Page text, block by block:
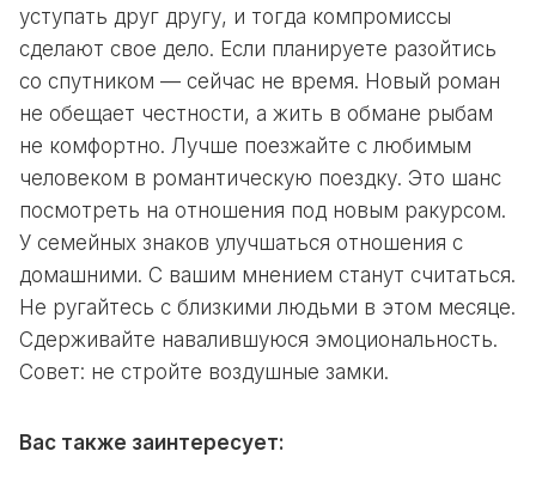
уступать друг другу, и тогда компромиссы
сделают свое дело. Если планируете разойтись
со спутником — сейчас не время. Новый роман
не обещает честности, а жить в обмане рыбам
не комфортно. Лучше поезжайте с любимым
человеком в романтическую поездку. Это шанс
посмотреть на отношения под новым ракурсом.
У семейных знаков улучшаться отношения с
домашними. С вашим мнением станут считаться.
Не ругайтесь с близкими людьми в этом месяце.
Сдерживайте навалившуюся эмоциональность.
Совет: не стройте воздушные замки.
Вас также заинтересует: